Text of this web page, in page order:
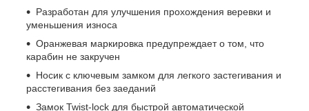
Разработан для улучшения прохождения веревки и
уменьшения износа
Оранжевая маркировка предупреждает о том, что
карабин не закручен
Носик с ключевым замком для легкого застегивания и
расстегивания без заеданий
Замок Twist-lock для быстрой автоматической